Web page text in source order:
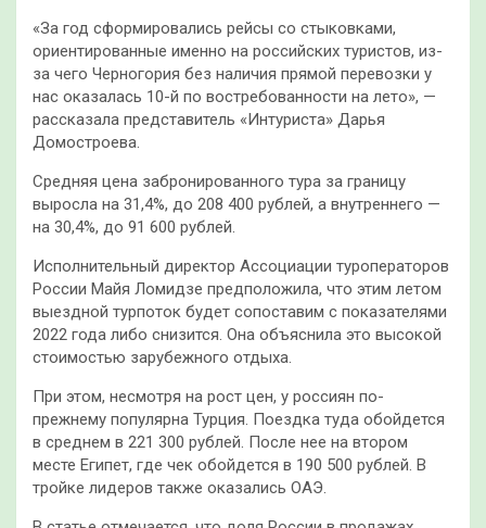
«За год сформировались рейсы со стыковками,
ориентированные именно на российских туристов, из-
за чего Черногория без наличия прямой перевозки у
нас оказалась 10-й по востребованности на лето», —
рассказала представитель «Интуриста» Дарья
Домостроева.
Средняя цена забронированного тура за границу
выросла на 31,4%, до 208 400 рублей, а внутреннего —
на 30,4%, до 91 600 рублей.
Исполнительный директор Ассоциации туроператоров
России Майя Ломидзе предположила, что этим летом
выездной турпоток будет сопоставим с показателями
2022 года либо снизится. Она объяснила это высокой
стоимостью зарубежного отдыха.
При этом, несмотря на рост цен, у россиян по-
прежнему популярна Турция. Поездка туда обойдется
в среднем в 221 300 рублей. После нее на втором
месте Египет, где чек обойдется в 190 500 рублей. В
тройке лидеров также оказались ОАЭ.